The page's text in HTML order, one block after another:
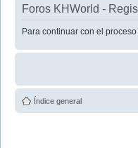
Foros KHWorld -
Para continuar con el
Índice general